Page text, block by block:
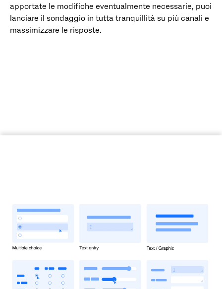
apportate le modifiche eventualmente necessarie, puoi
lanciare il sondaggio in tutta tranquillità su più canali e
massimizzare le risposte.